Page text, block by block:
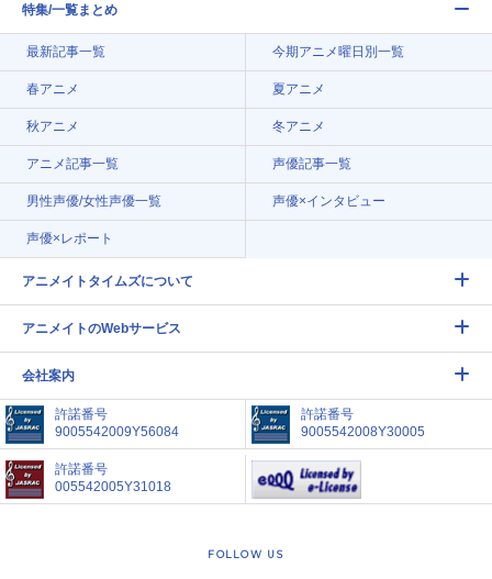
特集/一覧まとめ
最新記事一覧 今期アニメ曜日別一覧
春アニメ 夏アニメ
秋アニメ 冬アニメ
アニメ記事一覧 声優記事一覧
男性声優/女性声優一覧 声優×インタビュー
声優×レポート
アニメイトタイムズについて
アニメイトのWebサービス
会社案内
許諾番号
9005542009Y56084
許諾番号
9005542008Y30005
許諾番号
005542005Y31018
FOLLOW US